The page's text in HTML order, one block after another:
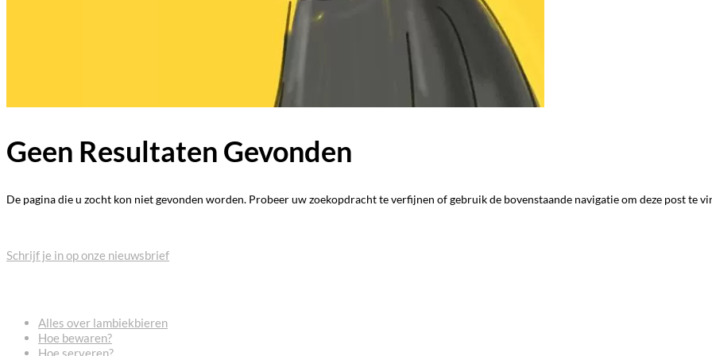
Geen Resultaten Gevonden
De pagina die u zocht kon niet gevonden worden. Probeer uw zoekopdracht te verfijnen of gebruik de bovenstaande navigatie om deze post te
Schrijf je in op onze nieuwsbrief
Alles over lambiekbieren
Hoe bewaren?
Hoe serveren?